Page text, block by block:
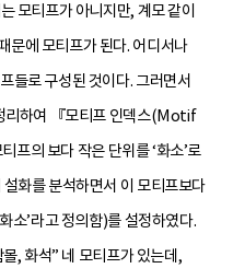
모티프가 아니지만, 계모 같이
문에 모티프가 된다. 어디서나
들로 구성된 것이다. 그러면서
리하여 『모티프 인덱스(Motif
프의 보다 작은 단위를 ‘화소’로
화를 분석하면서 이 모티프보다
소’라고 정의함)를 설정하였다.
, 화석” 네 모티프가 있는데,